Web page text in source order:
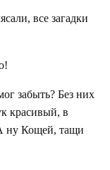
все загадки
забыть? Без них
красивый, в
ну Кощей, тащи